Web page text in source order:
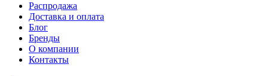
Распродажа
Доставка и оплата
Блог
Бренды
О компании
Контакты